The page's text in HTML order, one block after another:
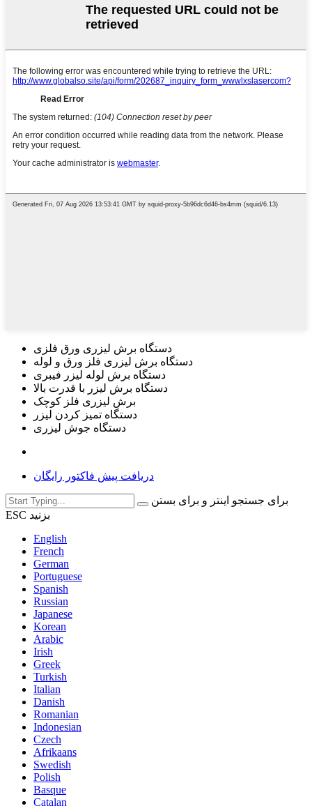
دستگاه برش لیزری ورق فلزی
دستگاه برش لیزری فلز ورق و لوله
دستگاه برش لوله لیزر فیبری
دستگاه برش لیزر با قدرت بالا
برش لیزری فلز کوچک
دستگاه تمیز کردن لیزر
دستگاه جوش لیزری
دریافت پیش فاکتور رایگان
برای جستجو اینتر و برای بستن
ESC بزنید
English
French
German
Portuguese
Spanish
Russian
Japanese
Korean
Arabic
Irish
Greek
Turkish
Italian
Danish
Romanian
Indonesian
Czech
Afrikaans
Swedish
Polish
Basque
Catalan